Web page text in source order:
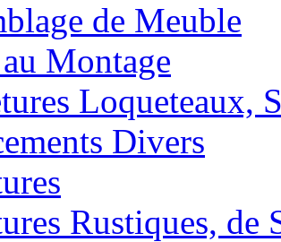
de Meuble
Montage
Loqueteaux,
Divers
Rustiques, de